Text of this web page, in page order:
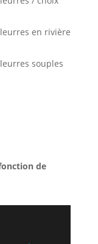
en rivière
souples
de